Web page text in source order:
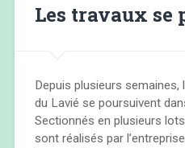
Les travaux se
Depuis plusieurs
du Lavié se poursuivent
Sectionnés en plusieurs
sont réalisés par l’entreprise